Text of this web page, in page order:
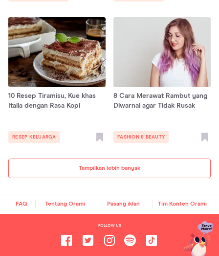
Tampilkan lebih banyak
10 Resep Tiramisu, Kue khas
Italia dengan Rasa Kopi
RESEP KELUARGA
8 Cara Merawat Rambut yang
Diwarnai agar Tidak Rusak
FASHION & BEAUTY
FAQ Tentang Orami Pasang iklan Tim Konten Orami
FOLLOW US